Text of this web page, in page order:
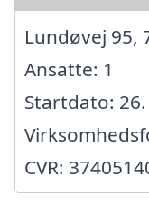
Lundøvej 95,
Ansatte: 1
Startdato:
CVR: